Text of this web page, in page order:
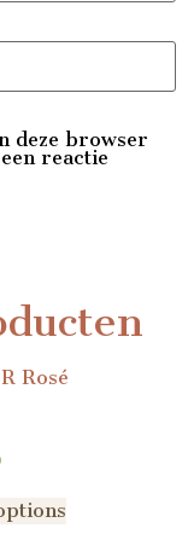
deze browser
reactie